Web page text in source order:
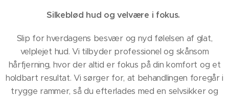
Silkeblød hud og velvære i fokus.
Slip for hverdagens besvær og nyd følelsen af glat,
velplejet hud. Vi tilbyder professionel og skånsom
hårfjerning, hvor der altid er fokus på din komfort og et
holdbart resultat. Vi sørger for, at behandlingen foregår i
trygge rammer, så du efterlades med en selvsikker og